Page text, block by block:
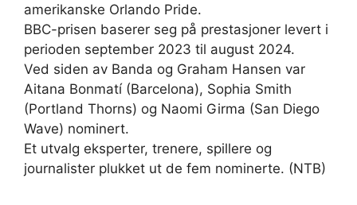
amerikanske Orlando Pride.
BBC-prisen baserer seg på prestasjoner levert i
perioden september 2023 til august 2024.
Ved siden av Banda og Graham Hansen var
Aitana Bonmatí (Barcelona), Sophia Smith
(Portland Thorns) og Naomi Girma (San Diego
Wave) nominert.
Et utvalg eksperter, trenere, spillere og
journalister plukket ut de fem nominerte. (NTB)